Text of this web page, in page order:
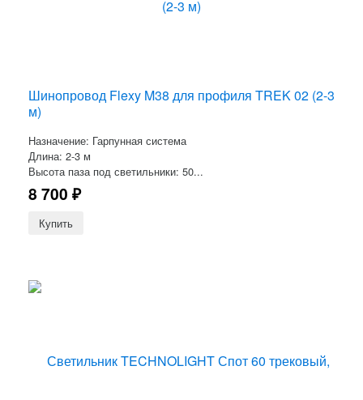
Шинопровод Flexy M38 для профиля TREK 02 (2-3
м)
Назначение: Гарпунная система
Длина: 2-3 м
Высота паза под светильники: 50...
8 700 ₽